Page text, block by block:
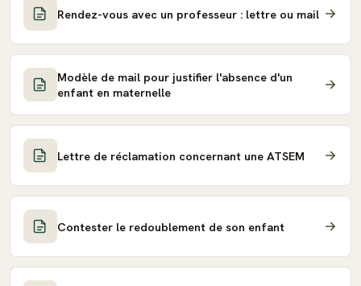
Rendez-vous avec un professeur : lettre ou mail
Modèle de mail pour justifier l'absence d'un
enfant en maternelle
Lettre de réclamation concernant une ATSEM
Contester le redoublement de son enfant